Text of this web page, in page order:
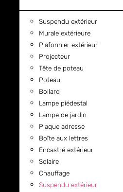
Suspendu extérieur
Murale extérieure
Plafonnier extérieur
Projecteur
Tête de poteau
Poteau
Bollard
Lampe piédestal
Lampe de jardin
Plaque adresse
Boîte aux lettres
Encastré extérieur
Solaire
Chauffage
Suspendu extérieur